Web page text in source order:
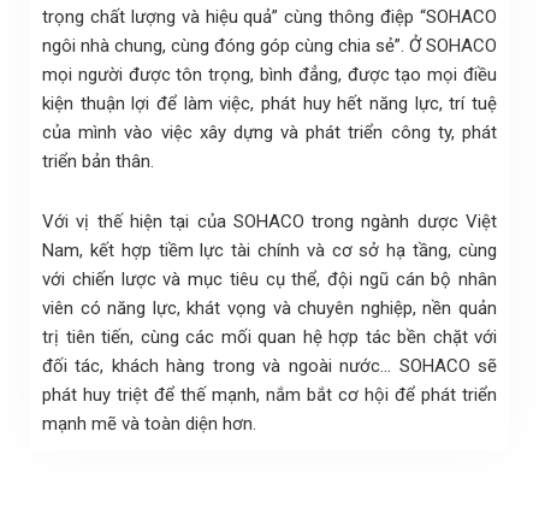
trọng chất lượng và hiệu quả” cùng thông điệp “SOHACO
ngôi nhà chung, cùng đóng góp cùng chia sẻ”. Ở SOHACO
mọi người được tôn trọng, bình đẳng, được tạo mọi điều
kiện thuận lợi để làm việc, phát huy hết năng lực, trí tuệ
của mình vào việc xây dựng và phát triển công ty, phát
triển bản thân.
Với vị thế hiện tại của SOHACO trong ngành dược Việt
Nam, kết hợp tiềm lực tài chính và cơ sở hạ tầng, cùng
với chiến lược và mục tiêu cụ thể, đội ngũ cán bộ nhân
viên có năng lực, khát vọng và chuyên nghiệp, nền quản
trị tiên tiến, cùng các mối quan hệ hợp tác bền chặt với
đối tác, khách hàng trong và ngoài nước… SOHACO sẽ
phát huy triệt để thế mạnh, nắm bắt cơ hội để phát triển
mạnh mẽ và toàn diện hơn.